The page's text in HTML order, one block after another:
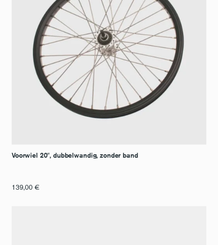
Voorwiel 20″, dubbelwandig, zonder band
139,00 €